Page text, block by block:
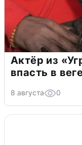
Актёр из
впасть в
8 августа 0